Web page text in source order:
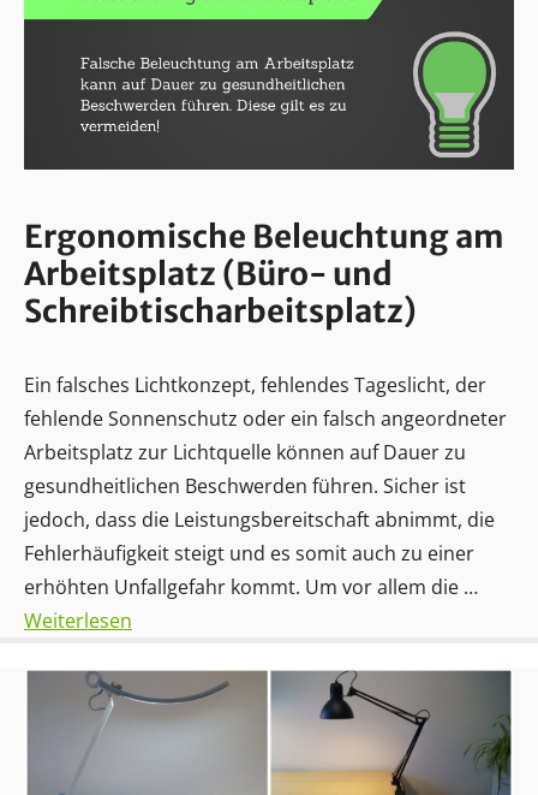
Ergonomische Beleuchtung am
Arbeitsplatz (Büro- und
Schreibtischarbeitsplatz)
Ein falsches Lichtkonzept, fehlendes Tageslicht, der
fehlende Sonnenschutz oder ein falsch angeordneter
Arbeitsplatz zur Lichtquelle können auf Dauer zu
gesundheitlichen Beschwerden führen. Sicher ist
jedoch, dass die Leistungsbereitschaft abnimmt, die
Fehlerhäufigkeit steigt und es somit auch zu einer
erhöhten Unfallgefahr kommt. Um vor allem die …
Weiterlesen